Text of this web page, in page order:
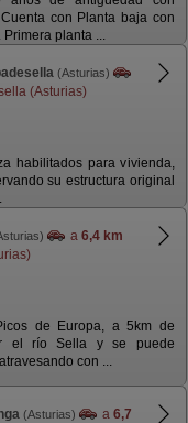
con Planta baja con
planta ...
(Asturias)
(Asturias)
habilitados para vivienda,
su estructura original
a 6,4 km
de Europa, a 5km de
el río Sella y se puede
con ...
(Asturias) a 6,7